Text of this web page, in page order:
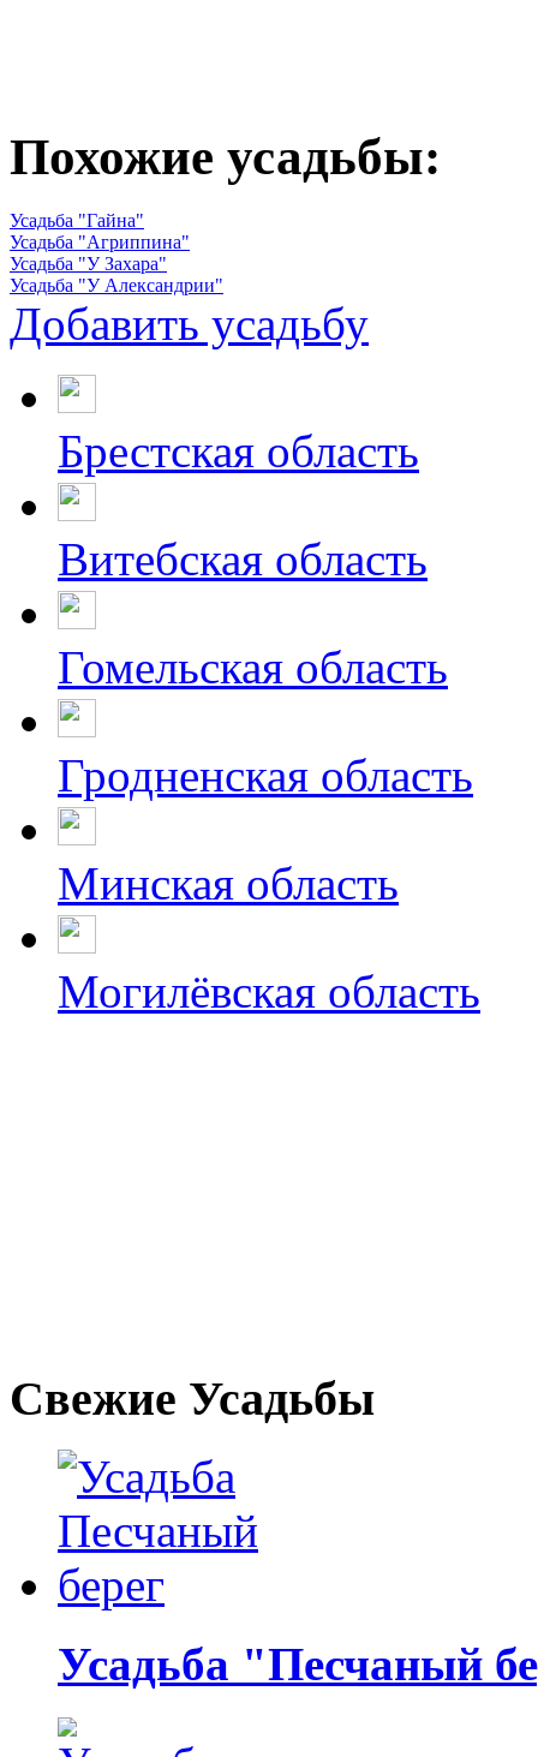
Похожие усадьбы:
Усадьба "Гайна"
Усадьба "Агриппина"
Усадьба "У Захара"
Усадьба "У Александрии"
Добавить усадьбу
Брестская область
Витебская область
Гомельская область
Гродненская область
Минская область
Могилёвская область
Свежие Усадьбы
Усадьба "Песчаный